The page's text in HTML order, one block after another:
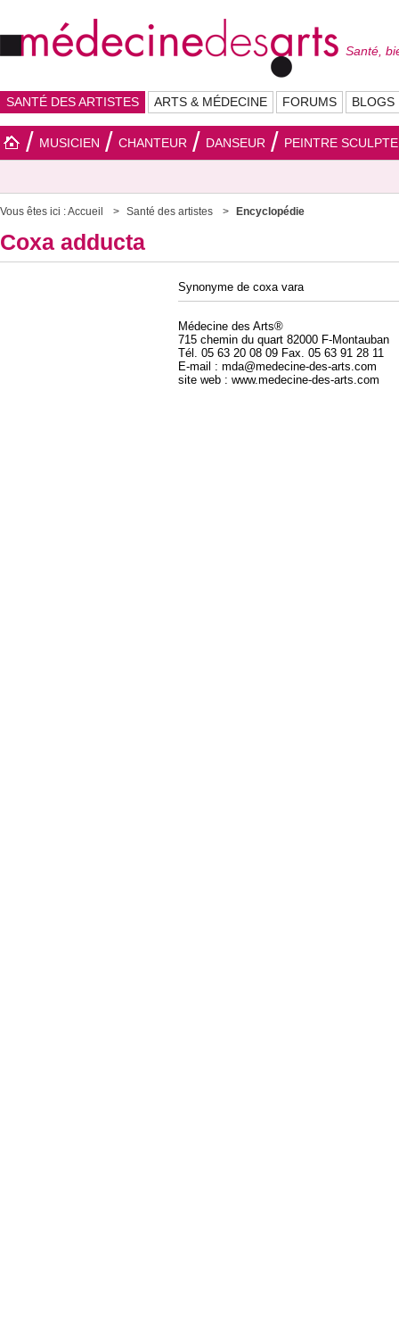
Santé,
SANTÉ DES ARTISTES ARTS & MÉDECINE FORUMS BLOGS
MUSICIEN CHANTEUR DANSEUR PEINTRE
Vous êtes ici :Accueil Santé des artistes Encyclopédie
Coxa adducta
Synonyme de coxa vara
Médecine des Arts®
715 chemin du quart 82000 F-Montauban
Tél. 05 63 20 08 09 Fax. 05 63 91 28 11
E-mail : mda@medecine-des-arts.com
site web : www.medecine-des-arts.com